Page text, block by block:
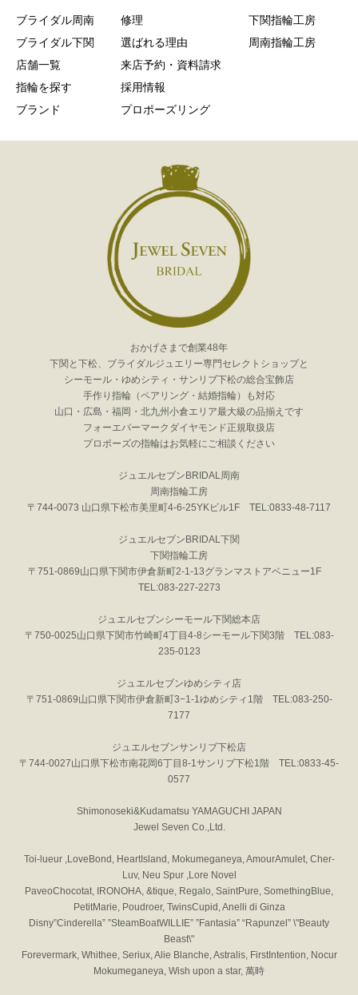
ブライダル周南
ブライダル下関
店舗一覧
指輪を探す
ブランド
修理
選ばれる理由
来店予約・資料請求
採用情報
プロポーズリング
下関指輪工房
周南指輪工房
おかげさまで創業48年
下関と下松、ブライダルジュエリー専門セレクトショップと
シーモール・ゆめシティ・サンリブ下松の総合宝飾店
手作り指輪（ペアリング・結婚指輪）も対応
山口・広島・福岡・北九州小倉エリア最大級の品揃えです
フォーエバーマークダイヤモンド正規取扱店
プロポーズの指輪はお気軽にご相談ください
ジュエルセブンBRIDAL周南
周南指輪工房
〒744-0073 山口県下松市美里町4-6-25YKビル1F TEL:0833-48-7117
ジュエルセブンBRIDAL下関
下関指輪工房
〒751-0869山口県下関市伊倉新町2-1-13グランマストアベニュー1F
TEL:083-227-2273
ジュエルセブンシーモール下関総本店
〒750-0025山口県下関市竹崎町4丁目4-8シーモール下関3階 TEL:083-
235-0123
ジュエルセブンゆめシティ店
〒751-0869山口県下関市伊倉新町3−1-1ゆめシティ1階 TEL:083-250-
7177
ジュエルセブンサンリブ下松店
〒744-0027山口県下松市南花岡6丁目8-1サンリブ下松1階 TEL:0833-45-
0577
Shimonoseki&Kudamatsu YAMAGUCHI JAPAN
Jewel Seven Co.,Ltd.
Toi-lueur ,LoveBond, HeartIsland, Mokumeganeya, AmourAmulet, Cher-
Luv, Neu Spur ,Lore Novel
PaveoChocotat, IRONOHA, &tique, Regalo, SaintPure, SomethingBlue,
PetitMarie, Poudroer, TwinsCupid, Anelli di Ginza
Disny”Cinderella” ”SteamBoatWILLIE” ”Fantasia” “Rapunzel” \"Beauty
Beast\"
Forevermark, Whithee, Seriux, Alie Blanche, Astralis, FirstIntention, Nocur
Mokumeganeya, Wish upon a star, 萬時